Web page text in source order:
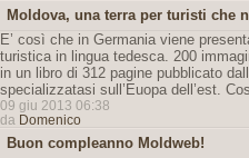
Moldova, una terra per turisti che
E’ così che in Germania viene
turistica in lingua tedesca. 200
in un libro di 312 pagine pubblicato
specializzatasi sull’Euopa dell’est.
09 giu 2013 06:38
da Domenico
Buon compleanno Moldweb!